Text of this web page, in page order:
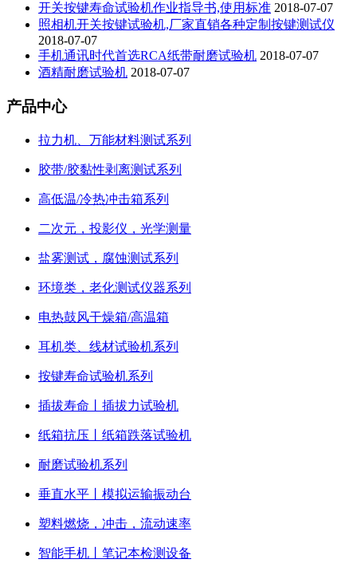
开关按键寿命试验机作业指导书,使用标准 2018-07-07
照相机开关按键试验机,厂家直销各种定制按键测试仪
2018-07-07
手机通讯时代首选RCA纸带耐磨试验机 2018-07-07
酒精耐磨试验机 2018-07-07
产品中心
拉力机、万能材料测试系列
胶带/胶黏性剥离测试系列
高低温/冷热冲击箱系列
二次元，投影仪，光学测量
盐雾测试，腐蚀测试系列
环境类，老化测试仪器系列
电热鼓风干燥箱/高温箱
耳机类、线材试验机系列
按键寿命试验机系列
插拔寿命丨插拔力试验机
纸箱抗压丨纸箱跌落试验机
耐磨试验机系列
垂直水平丨模拟运输振动台
塑料燃烧，冲击，流动速率
智能手机丨笔记本检测设备